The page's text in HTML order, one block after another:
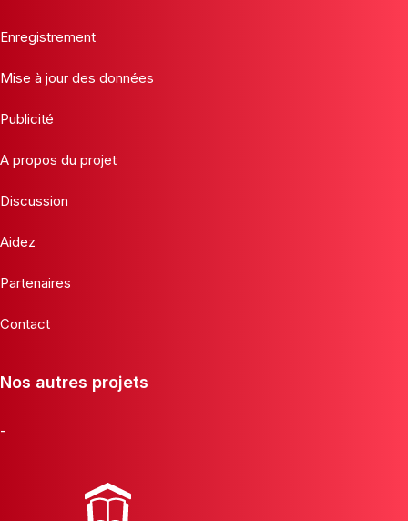
Enregistrement
Mise à jour des données
Publicité
A propos du projet
Discussion
Aidez
Partenaires
Contact
Nos autres projets
-